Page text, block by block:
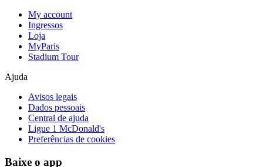
My account
Ingressos
Loja
MyParis
Stadium Tour
Ajuda
Avisos legais
Dados pessoais
Central de ajuda
Ligue 1 McDonald's
Preferências de cookies
Baixe o app